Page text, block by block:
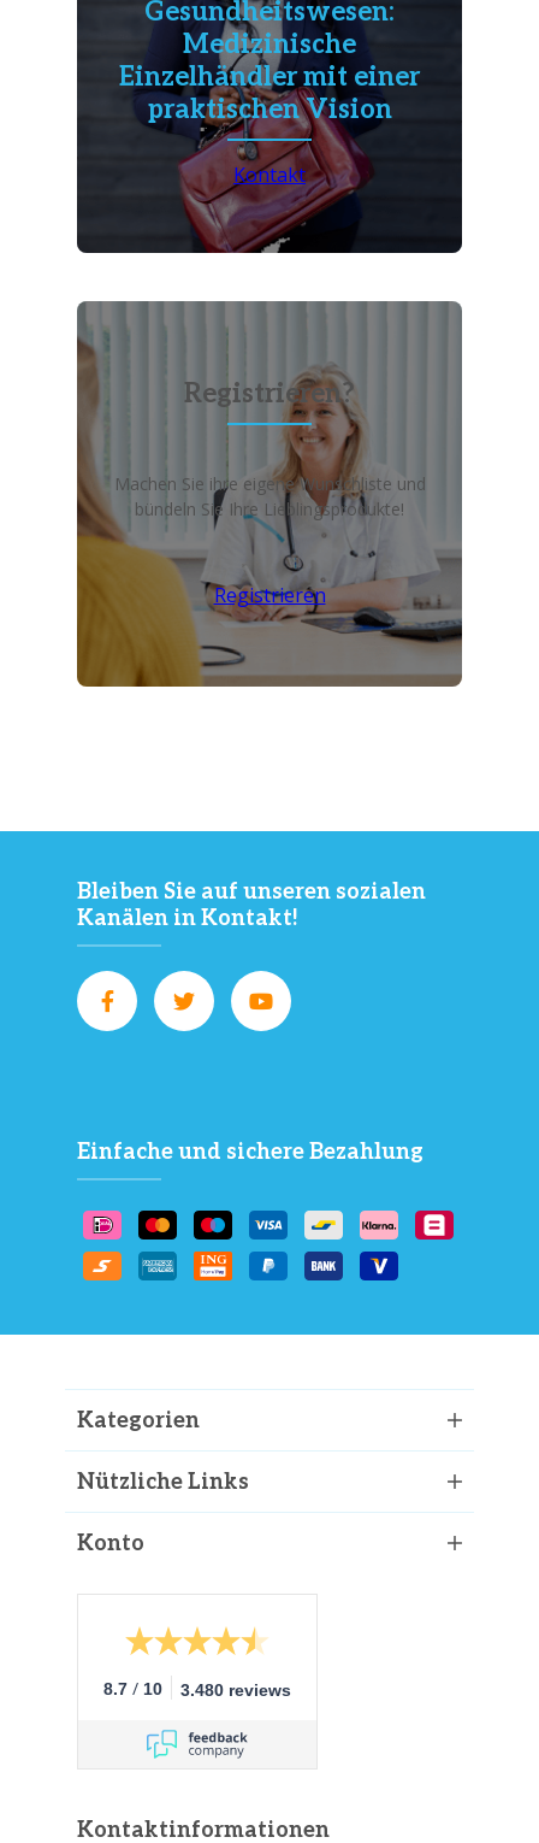
Gesundheitswesen:
Medizinische
Einzelhändler mit einer
praktischen Vision
Kontakt
Registrieren?
Machen Sie ihre eigene Wunschliste und
bündeln Sie Ihre Lieblingsprodukte!
Registrieren
Bleiben Sie auf unseren sozialen
Kanälen in Kontakt!
Einfache und sichere Bezahlung
Kategorien
Nützliche Links
Konto
8.7 / 10 3.480 reviews
Kontaktinformationen